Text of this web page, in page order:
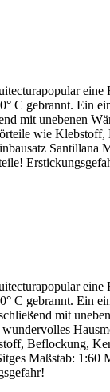
C gebrannt. Ein
mit unebenen
wie
C gebrannt. Ein
mit
Beflockung,
Maßstab: